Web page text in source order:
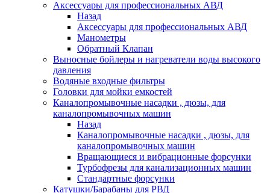
Аксессуары для профессиональных АВД
Назад
Аксессуары для профессиональных АВД
Манометры
Обратный Клапан
Выносные бойлеры и нагреватели воды высокого
давления
Водяные входные фильтры
Головки для мойки емкостей
Каналопромывочные насадки , дюзы, для
каналопромывочных машин
Назад
Каналопромывочные насадки , дюзы, для
каналопромывочных машин
Вращающиеся и вибрационные форсунки
Турбофрезы для канализационных машин
Стандартные форсунки
Катушки/Барабаны для РВД